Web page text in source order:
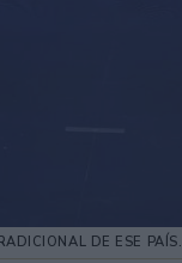
DE ESE PAÍS.